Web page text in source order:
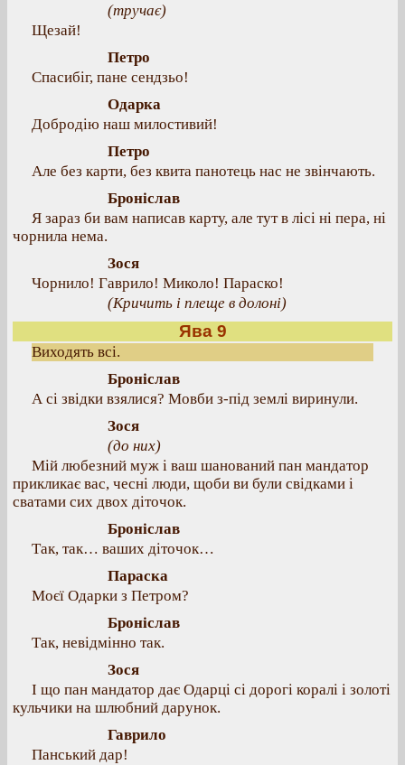
(тручає)
Щезай!
Петро
Спасибіг, пане сендзьо!
Одарка
Добродію наш милостивий!
Петро
Але без карти, без квита панотець нас не звінчають.
Броніслав
Я зараз би вам написав карту, але тут в лісі ні пера, ні
чорнила нема.
Зося
Чорнило! Гаврило! Миколо! Параско!
(Кричить і плеще в долоні)
Ява 9
Виходять всі.
Броніслав
А сі звідки взялися? Мовби з-під землі виринули.
Зося
(до них)
Мій любезний муж і ваш шанований пан мандатор
прикликає вас, чесні люди, щоби ви були свідками і
сватами сих двох діточок.
Броніслав
Так, так… ваших діточок…
Параска
Моєї Одарки з Петром?
Броніслав
Так, невідмінно так.
Зося
І що пан мандатор дає Одарці сі дорогі коралі і золоті
кульчики на шлюбний дарунок.
Гаврило
Панський дар!